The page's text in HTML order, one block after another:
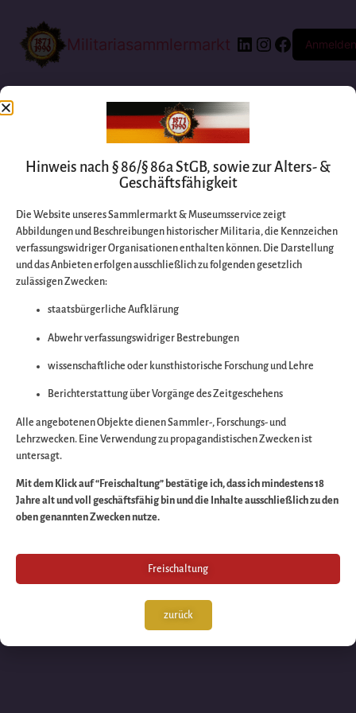
Militariasammlermarkt Anmelden
Entschuldigen Sie
bitte die
Wir arbeiten an
großartigen Sache
schauen Sie bald
wieder vorbei!
Hinweis nach § 86/§ 86a StGB, sowie zur Alters- &
Geschäftsfähigkeit
Die Website unseres Sammlermarkt & Museumsservice zeigt
Abbildungen und Beschreibungen historischer Militaria, die Kennzeichen
verfassungswidriger Organisationen enthalten können. Die Darstellung
und das Anbieten erfolgen ausschließlich zu folgenden gesetzlich
zulässigen Zwecken:
staatsbürgerliche Aufklärung
Abwehr verfassungswidriger Bestrebungen
wissenschaftliche oder kunsthistorische Forschung und Lehre
Berichterstattung über Vorgänge des Zeitgeschehens
Alle angebotenen Objekte dienen Sammler-, Forschungs- und
Lehrzwecken. Eine Verwendung zu propagandistischen Zwecken ist
untersagt.
Mit dem Klick auf “Freischaltung” bestätige ich, dass ich mindestens 18
Jahre alt und voll geschäftsfähig bin und die Inhalte ausschließlich zu den
oben genannten Zwecken nutze.
Freischaltung
zurück